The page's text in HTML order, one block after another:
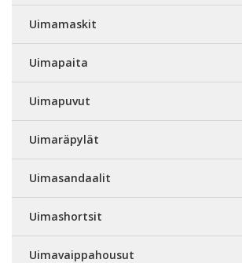
Uimamaskit
Uimapaita
Uimapuvut
Uimaräpylät
Uimasandaalit
Uimashortsit
Uimavaippahousut